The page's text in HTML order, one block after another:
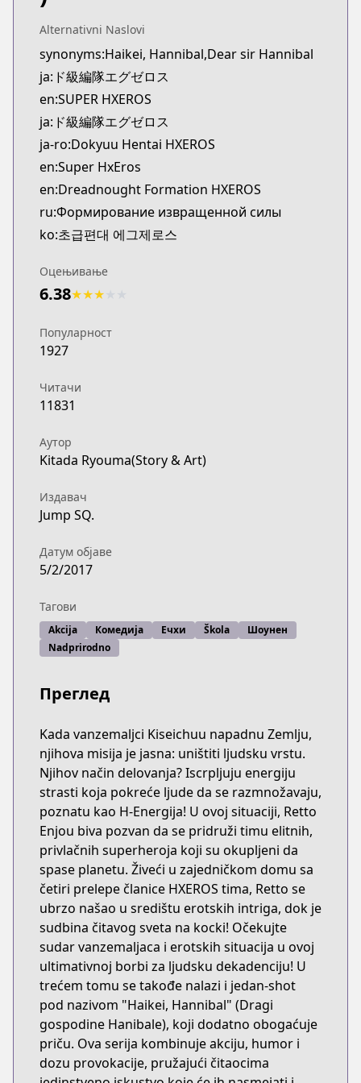
https://kitsu.app/manga/39805
CDJapan
CDJapan
https://www.anime-planet.com/manga/http://
MangaUpdates
MangaUpdates
https://www.mangaupdates.com/
Book☆Walker
Book☆Walker
https://bookwalker.jp/series/121137/list
Official English
Official English
Alternativni Naslovi
synonyms:Haikei, Hannibal,Dear sir Hannibal
ja:ド級編隊エグゼロス
en:SUPER HXEROS
ja:ド級編隊エグゼロス
ja-ro:Dokyuu Hentai HXEROS
en:Super HxEros
en:Dreadnought Formation HXEROS
ru:Формирование извращенной силы
ko:초급편대 에그제로스
Оцењивање
6.38★★★
Популарност
1927
Читачи
11831
Аутор
Kitada Ryouma(Story & Art)
Издавач
Jump SQ.
Датум објаве
5/2/2017
Тагови
Akcija Комедија Ечхи Škola
Шоунен
Nadprirodno
Преглед
Kada vanzemaljci Kiseichuu napadnu Zemlju,
njihova misija je jasna: uništiti ljudsku vrstu.
Njihov način delovanja? Iscrpljuju energiju
strasti koja pokreće ljude da se razmnožavaju,
poznatu kao H-Energija! U ovoj situaciji, Retto
Enjou biva pozvan da se pridruži timu elitnih,
privlačnih superheroja koji su okupljeni da
spase planetu. Živeći u zajedničkom domu sa
četiri prelepe članice HXEROS tima, Retto se
ubrzo našao u središtu erotskih intriga, dok je
sudbina čitavog sveta na kocki! Očekujte
sudar vanzemaljaca i erotskih situacija u ovoj
ultimativnoj borbi za ljudsku dekadenciju! U
trećem tomu se takođe nalazi i jedan-shot
pod nazivom "Haikei, Hannibal" (Dragi
gospodine Hanibale), koji dodatno obogaćuje
priču. Ova serija kombinuje akciju, humor i
dozu provokacije, pružajući čitaocima